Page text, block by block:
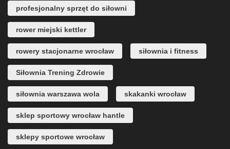
profesjonalny sprzęt do siłowni
rower miejski kettler
rowery stacjonarne wrocław siłownia i fitness
Siłownia Trening Zdrowie
siłownia warszawa wola skakanki wrocław
sklep sportowy wrocław hantle
sklepy sportowe wrocław